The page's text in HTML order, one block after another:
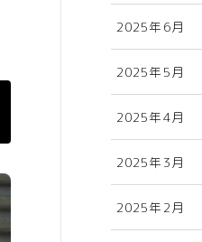
2025年6月
2025年5月
2025年4月
2025年3月
2025年2月